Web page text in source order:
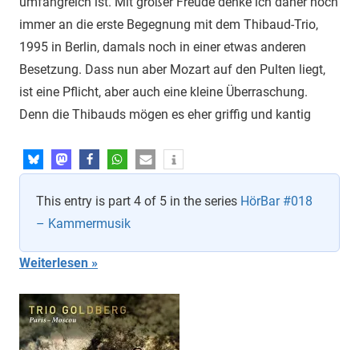
immer an die erste Begegnung mit dem Thibaud-Trio,
1995 in Berlin, damals noch in einer etwas anderen
Besetzung. Dass nun aber Mozart auf den Pulten liegt,
ist eine Pflicht, aber auch eine kleine Überraschung.
Denn die Thibauds mögen es eher griffig und kantig
This entry is part 4 of 5 in the series HörBar #018
– Kammermusik
Weiterlesen